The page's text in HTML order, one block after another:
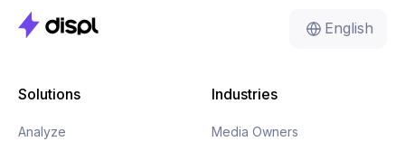
English
Solutions
Analyze
Industries
Media Owners